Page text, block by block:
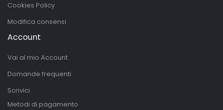
Cookies Policy
Modifica consensi
Account
Vai al mio Account
Domande frequenti
Scrivici
Metodi di pagamento